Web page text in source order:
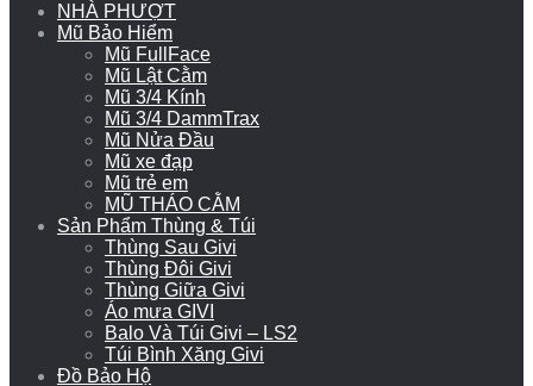
NHÀ PHƯỢT
Mũ Bảo Hiểm
Mũ FullFace
Mũ Lật Cằm
Mũ 3/4 Kính
Mũ 3/4 DammTrax
Mũ Nửa Đầu
Mũ xe đạp
Mũ trẻ em
MŨ THÁO CẰM
Sản Phẩm Thùng & Túi
Thùng Sau Givi
Thùng Đôi Givi
Thùng Giữa Givi
Áo mưa GIVI
Balo Và Túi Givi – LS2
Túi Bình Xăng Givi
Đồ Bảo Hộ